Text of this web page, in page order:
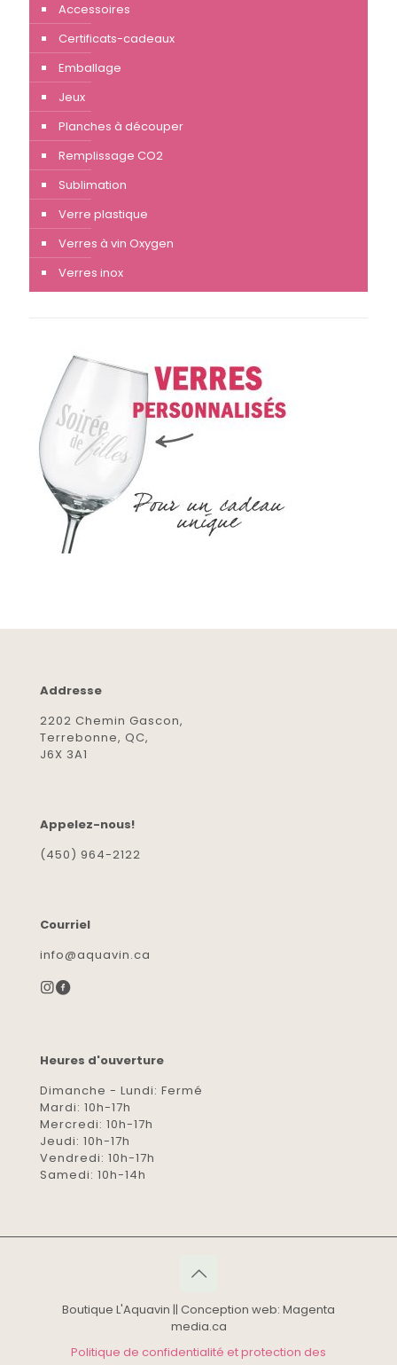
Accessoires
Certificats-cadeaux
Emballage
Jeux
Planches à découper
Remplissage CO2
Sublimation
Verre plastique
Verres à vin Oxygen
Verres inox
Addresse
2202 Chemin Gascon,
Terrebonne, QC,
J6X 3A1
Appelez-nous!
(450) 964-2122
Courriel
info@aquavin.ca
Heures d'ouverture
Dimanche - Lundi: Fermé
Mardi: 10h-17h
Mercredi: 10h-17h
Jeudi: 10h-17h
Vendredi: 10h-17h
Samedi: 10h-14h
Boutique L'Aquavin || Conception web: Magenta
media.ca
Politique de confidentialité et protection des